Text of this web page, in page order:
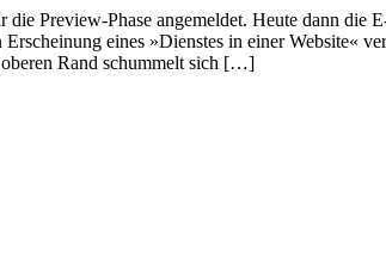
Preview-Phase angemeldet. Heute dann die
eines »Dienstes in einer Website«
Rand schummelt sich […]